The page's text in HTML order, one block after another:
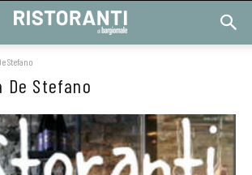
Stefano
De Stefano